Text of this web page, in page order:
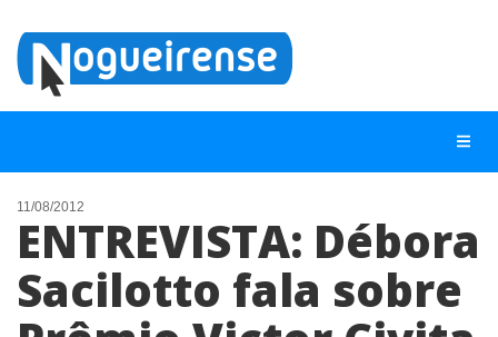
NOTÍCIAS
LISTA DIGITAL
TELEFONES ÚTEIS
11/08/2012
ENTREVISTA: Débora
Sacilotto fala sobre